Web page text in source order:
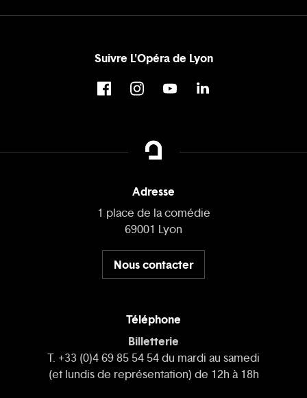
Suivre L'Opéra de Lyon
Adresse
1 place de la comédie
69001 Lyon
Nous contacter
Téléphone
Billetterie
T. +33 (0)4 69 85 54 54 du mardi au samedi
(et lundis de représentation) de 12h à 18h